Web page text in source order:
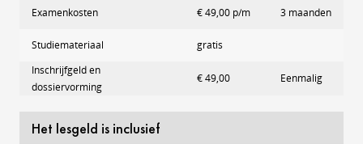
Examenkosten € 49,00 p/m 3 maanden
Studiemateriaal
gratis
Inschrijfgeld en
dossiervorming
€ 49,00 Eenmalig
Het lesgeld is inclusief